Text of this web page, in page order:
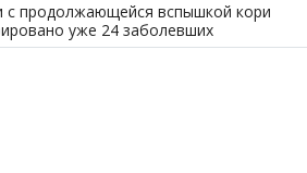
с продолжающейся вспышкой кори
уже 24 заболевших